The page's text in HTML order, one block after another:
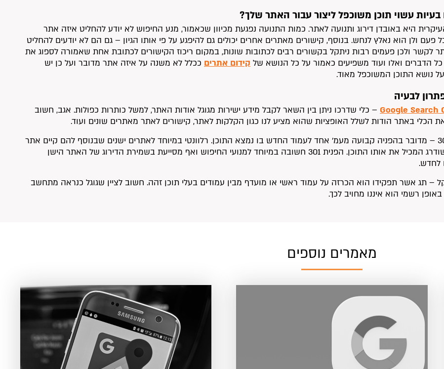
בעיות עשוי תוכן משוכפל ליצור עבור האתר שלך?
היא באובדן דירוג ותנועה לאתר. כמות התנועה נפגעת מכיוון שכאמור, מנע החיפוש לא יודע להחליט איזה אתר
פעם ולן הוא נאלץ לנחש. בנוסף, קישורים מאתרים אחרים יכולים גם להיפגע על פי אותו הגיון – גם הם לא יודעים להחליט
לקשר ולכן פעמים רבות ניתקל בקשורים רבים לכתובות שונות, במקום ריכוז הקישורים לכתובת אחת שאמורה לספוג את
הדברים ואלו ועוד משפיעים כאמור על כל הנושא של קידום אתרים ככלל לא משנה על איזה אתר מדובר ועל כן יש
נושא התוכן המשוכפל מאוד.
לבעיה
Google Search – כלי שדרכו ניתן בין השאר לקבל מידע ישירות מגוגל אודות האתר, למשל כותרות כפולות. אגב, חשוב
הכלי באתר הודות לשלל האופציות שהוא מציע לנו כגון הקלקות לאתר, קישורים לאתר מאתרים שונים ועוד.
הפנית 301 – מדובר בהפניה קבועה מעמ’ אחד לעמוד החדש בו נמצא התוכן. רלוונטי במיוחד לאתרים ישנים שבנוסף להם קיים אתר
חדש ומשודרג המכיל את אותו התוכן. הפנית 301 חשובה במיוחד למנועי החיפוש ואף מסייעת בשמירת הדירוג של האתר הישן
לחדש.
– תג אשר תפקידו הוא הכרזה על עמוד ראשי או מועדף מבין עמודים בעלי תוכן זהה. חשוב לציין שגוגל כנראה מתחשב
רשמי הוא איננו מחויב לכך.
מאמרים נוספים